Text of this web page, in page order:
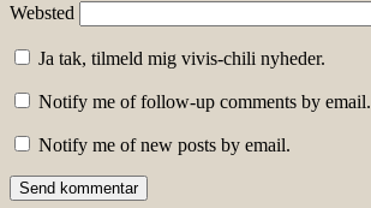
Websted
Ja tak, tilmeld mig vivis-chili nyheder.
Notify me of follow-up comments by email.
Notify me of new posts by email.